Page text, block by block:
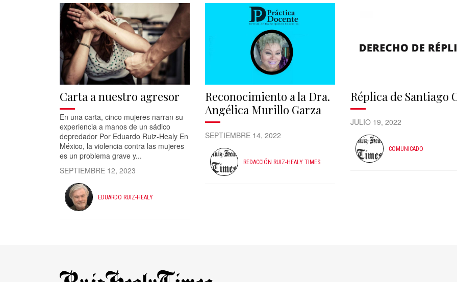
Carta a nuestro agresor
En una carta, cinco mujeres narran su
experiencia a manos de un sádico
depredador Por Eduardo Ruiz-Healy En
México, la violencia contra las mujeres
es un problema grave y...
SEPTIEMBRE 12, 2023
EDUARDO RUIZ-HEALY
Reconocimiento a la Dra.
Angélica Murillo Garza
SEPTIEMBRE 14, 2022
REDACCIÓN RUIZ-HEALY TIMES
Réplica de Santiago
JULIO 19, 2022
COMUNICADO